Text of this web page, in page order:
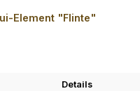
Element "Flinte"
Details